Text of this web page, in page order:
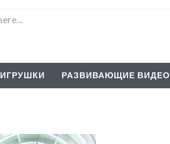
ИГРУШКИ РАЗВИВАЮЩИЕ ВИДЕО